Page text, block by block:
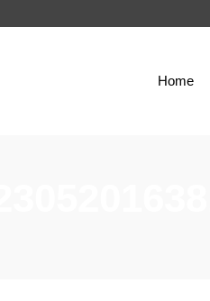
Home